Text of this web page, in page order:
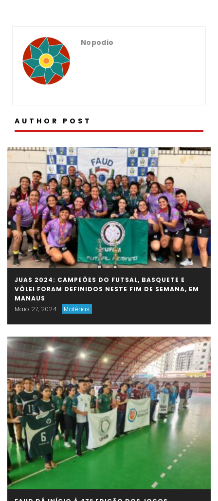
Nopodio
AUTHOR POST
JUAS 2024: CAMPEÕES DO FUTSAL, BASQUETE E
VÔLEI FORAM DEFINIDOS NESTE FIM DE SEMANA, EM
MANAUS
Maio 27, 2024
Matérias